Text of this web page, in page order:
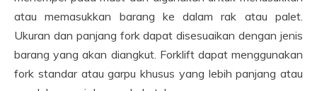
atau memasukkan barang ke dalam rak atau palet.
Ukuran dan panjang fork dapat disesuaikan dengan jenis
barang yang akan diangkut. Forklift dapat menggunakan
fork standar atau garpu khusus yang lebih panjang atau